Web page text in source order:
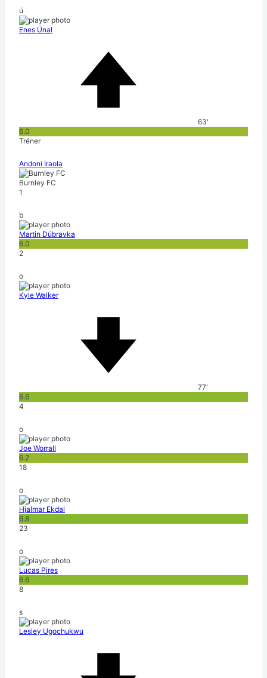
ú
Enes Ünal
63'
6.0
Tréner
Andoni Iraola
Burnley FC
1
b
Martin Dúbravka
6.0
2
o
Kyle Walker
77'
6.6
4
o
Joe Worrall
6.2
18
o
Hjalmar Ekdal
6.8
23
o
Lucas Pires
6.6
8
s
Lesley Ugochukwu